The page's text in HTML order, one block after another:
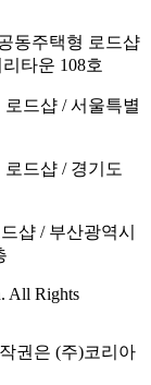
동주택형 로드샵
타운 108호
로드샵 / 서울특별
로드샵 / 경기도
샵 / 부산광역시
All Rights
권은 (주)코리아